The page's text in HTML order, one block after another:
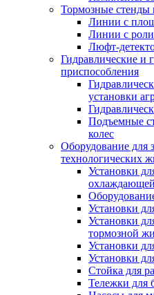
Тормозные стенды
Линии с
Линии с
Люфт-
Гидравлические и
приспособления
установки
Подъемные
колес
Оборудование для
технологических
Установки
Установки
Установки
тормозной
Установки
Установки
Стойка для
Тележки для